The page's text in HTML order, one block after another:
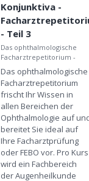
Konjunktiva -
- Teil 3
Das ophthalmologische
Facharztrepetitorium -
Das ophthalmologische
Facharztrepetitorium
frischt Ihr Wissen in
allen Bereichen der
Ophthalmologie auf
bereitet Sie ideal auf
Ihre Facharztprüfung
oder FEBO vor. Pro Kurs
wird ein Fachbereich
der Augenheilkunde